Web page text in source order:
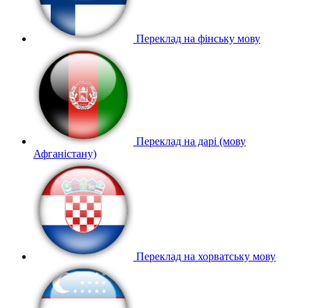
Переклад на фінську мову
Переклад на дарі (мову
Афганістану)
Переклад на хорватську мову